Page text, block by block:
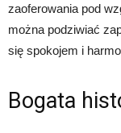
zaoferowania pod
można podziwiać
się spokojem i
Bogata